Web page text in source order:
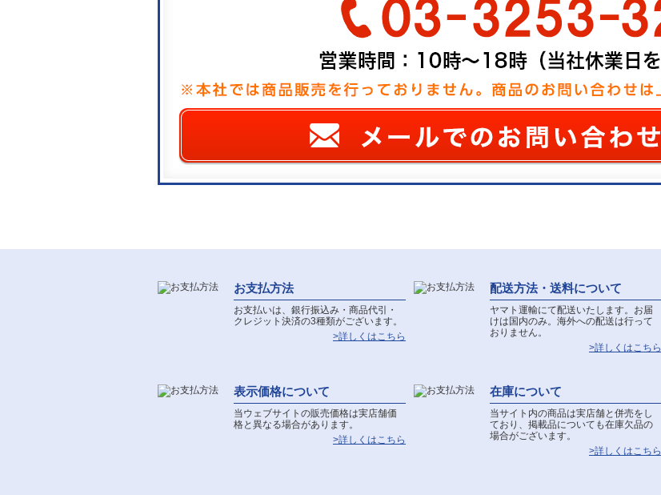
お支払方法
お支払いは、銀行振込み・商品代引・
クレジット決済の3種類がございます。
>詳しくはこちら
配送方法・送料について
ヤマト運輸にて配送いたします。お届
けは国内のみ。海外への配送は行って
おりません。
>詳しくはこちら
表示価格について
当ウェブサイトの販売価格は実店舗価
格と異なる場合があります。
>詳しくはこちら
在庫について
当サイト内の商品は実店舗と併売をし
ており、掲載品についても在庫欠品の
場合がございます。
>詳しくはこちら